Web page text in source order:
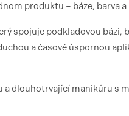
produktu – báze, barva
spojuje podkladovou bázi,
a časově úspornou
a dlouhotrvající manikúru s